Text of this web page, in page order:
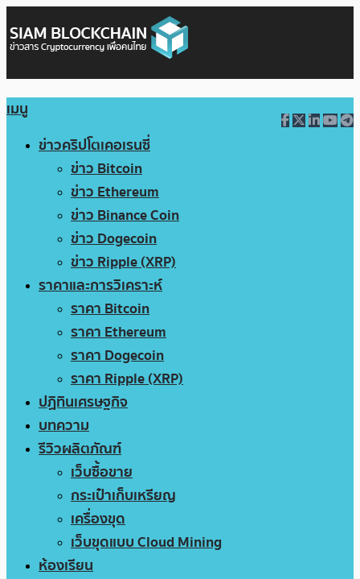
เมนู
ข่าวคริปโตเคอเรนซี่
ข่าว Bitcoin
ข่าว Ethereum
ข่าว Binance Coin
ข่าว Dogecoin
ข่าว Ripple (XRP)
ราคาและการวิเคราะห์
ราคา Bitcoin
ราคา Ethereum
ราคา Dogecoin
ราคา Ripple (XRP)
ปฏิทินเศรษฐกิจ
บทความ
รีวิวผลิตภัณฑ์
เว็บซื้อขาย
กระเป๋าเก็บเหรียญ
เครื่องขุด
เว็บขุดแบบ Cloud Mining
ห้องเรียน